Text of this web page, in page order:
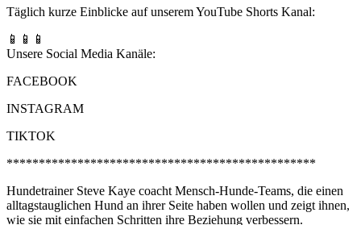
Täglich kurze Einblicke auf unserem YouTube Shorts Kanal:
📱📱📱
Unsere Social Media Kanäle:
FACEBOOK
INSTAGRAM
TIKTOK
************************************************
Hundetrainer Steve Kaye coacht Mensch-Hunde-Teams, die einen
alltagstauglichen Hund an ihrer Seite haben wollen und zeigt ihnen,
wie sie mit einfachen Schritten ihre Beziehung verbessern.